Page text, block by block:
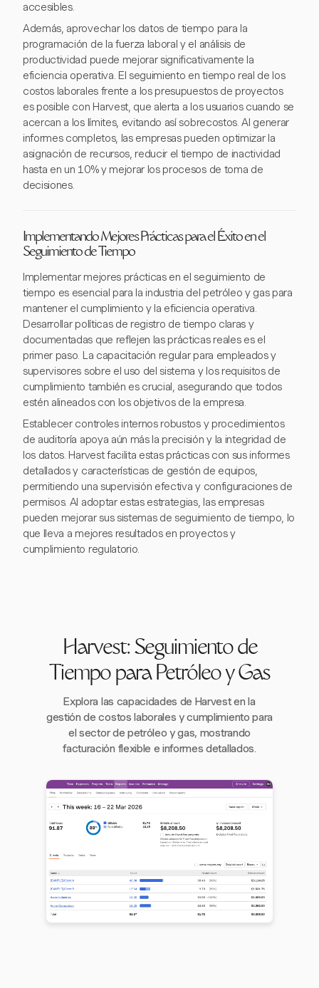
accesibles.
Además, aprovechar los datos de tiempo para la
programación de la fuerza laboral y el análisis de
productividad puede mejorar significativamente la
eficiencia operativa. El seguimiento en tiempo real de los
costos laborales frente a los presupuestos de proyectos
es posible con Harvest, que alerta a los usuarios cuando se
acercan a los límites, evitando así sobrecostos. Al generar
informes completos, las empresas pueden optimizar la
asignación de recursos, reducir el tiempo de inactividad
hasta en un 10% y mejorar los procesos de toma de
decisiones.
Implementando Mejores Prácticas para el Éxito en el
Seguimiento de Tiempo
Implementar mejores prácticas en el seguimiento de
tiempo es esencial para la industria del petróleo y gas para
mantener el cumplimiento y la eficiencia operativa.
Desarrollar políticas de registro de tiempo claras y
documentadas que reflejen las prácticas reales es el
primer paso. La capacitación regular para empleados y
supervisores sobre el uso del sistema y los requisitos de
cumplimiento también es crucial, asegurando que todos
estén alineados con los objetivos de la empresa.
Establecer controles internos robustos y procedimientos
de auditoría apoya aún más la precisión y la integridad de
los datos. Harvest facilita estas prácticas con sus informes
detallados y características de gestión de equipos,
permitiendo una supervisión efectiva y configuraciones de
permisos. Al adoptar estas estrategias, las empresas
pueden mejorar sus sistemas de seguimiento de tiempo, lo
que lleva a mejores resultados en proyectos y
cumplimiento regulatorio.
Harvest: Seguimiento de
Tiempo para Petróleo y Gas
Explora las capacidades de Harvest en la
gestión de costos laborales y cumplimiento para
el sector de petróleo y gas, mostrando
facturación flexible e informes detallados.